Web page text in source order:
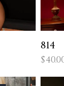
814
$